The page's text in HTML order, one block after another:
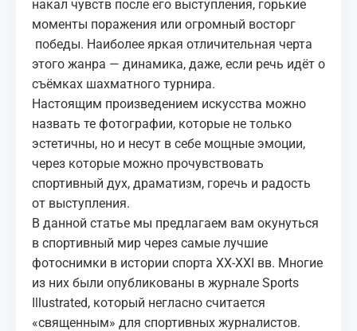
накал чувств после его выступления, горькие
моменты поражения или огромный восторг
победы. Наиболее яркая отличительная черта
этого жанра — динамика, даже, если речь идёт о
съёмках шахматного турнира.
Настоящим произведением искусства можно
назвать те фотографии, которые не только
эстетичны, но и несут в себе мощные эмоции,
через которые можно прочувствовать
спортивный дух, драматизм, горечь и радость
от выступления.
В данной статье мы предлагаем вам окунуться
в спортивный мир через самые лучшие
фотоснимки в истории спорта ХХ-ХХI вв. Многие
из них были опубликованы в журнале Sports
Illustrated, который негласно считается
«священным» для спортивных журналистов.